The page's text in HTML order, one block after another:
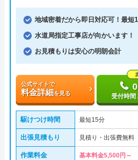
地域密着だから即日対応可！最短
水道局指定工事店が向かいます！
お見積もりは安心の明朗会計
公式サイトで
料金詳細を見る 受付時間
駆けつけ時間 最短15分
出張見積もり 見積り・出張費無料
作業料金 基本料金5,500円～